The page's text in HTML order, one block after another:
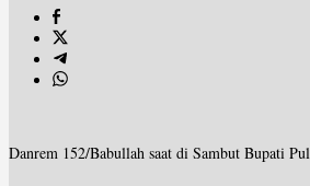
Danrem 152/Babullah saat di Sambut Bupati